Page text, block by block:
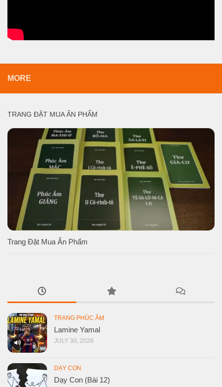
MORE
TRANG ĐẶT MUA ẤN PHẨM
Trang Đặt Mua Ấn Phẩm
TRANG PHÚC ÂM
Lamine Yamal
JULY 30, 2026
DẠY CON
Dạy Con (Bài 12)